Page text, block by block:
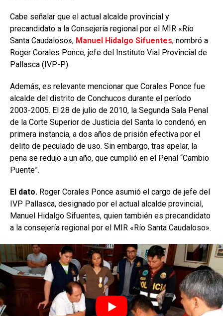
Cabe señalar que el actual alcalde provincial y
precandidato a la Consejería regional por el MIR «Río
Santa Caudaloso», Manuel Hidalgo Sifuentes, nombró a
Roger Corales Ponce, jefe del Instituto Vial Provincial de
Pallasca (IVP-P).
Además, es relevante mencionar que Corales Ponce fue
alcalde del distrito de Conchucos durante el período
2003-2005. El 28 de julio de 2010, la Segunda Sala Penal
de la Corte Superior de Justicia del Santa lo condenó, en
primera instancia, a dos años de prisión efectiva por el
delito de peculado de uso. Sin embargo, tras apelar, la
pena se redujo a un año, que cumplió en el Penal “Cambio
Puente”.
El dato. Roger Corales Ponce asumió el cargo de jefe del
IVP Pallasca, designado por el actual alcalde provincial,
Manuel Hidalgo Sifuentes, quien también es precandidato
a la consejería regional por el MIR «Río Santa Caudaloso».